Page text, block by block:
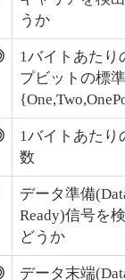
うか
1バイトあたり
プビットの標
1バイトあたり
数
データ準備
Ready)信号を
どうか
データ末端